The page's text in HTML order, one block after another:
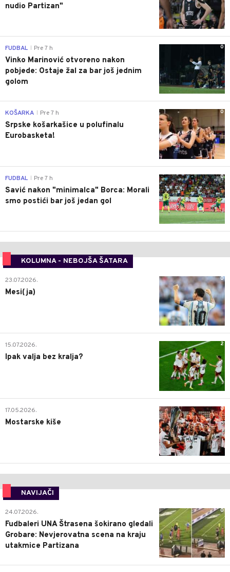
nudio Partizan"
0
FUDBAL Pre 7 h
Vinko Marinović otvoreno nakon
pobjede: Ostaje žal za bar još jednim
golom
0
KOŠARKA Pre 7 h
Srpske košarkašice u polufinalu
Eurobasketa!
0
FUDBAL Pre 7 h
Savić nakon "minimalca" Borca: Morali
smo postići bar još jedan gol
KOLUMNA - NEBOJŠA ŠATARA
0
23.07.2026.
Mesi(ja)
2
15.07.2026.
Ipak valja bez kralja?
0
17.05.2026.
Mostarske kiše
NAVIJAČI
0
24.07.2026.
Fudbaleri UNA Štrasena šokirano gledali
Grobare: Nevjerovatna scena na kraju
utakmice Partizana